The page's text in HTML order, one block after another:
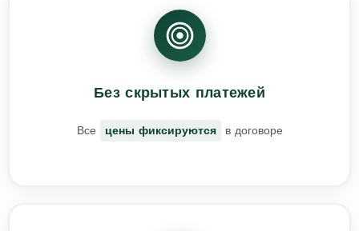
Без скрытых платежей
Все цены фиксируются в договоре